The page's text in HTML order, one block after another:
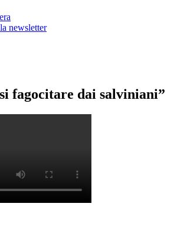
newsletter
fagocitare dai salviniani”